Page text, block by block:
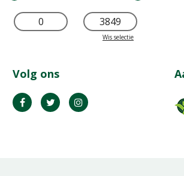
Wis selectie
Volg ons